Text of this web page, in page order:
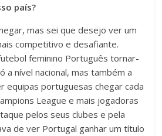
país?
mas sei que desejo ver um
competitivo e desafiante.
feminino Português tornar-
a nível nacional, mas também a
equipas portuguesas chegar cada
League e mais jogadoras
pelos seus clubes e pela
de ver Portugal ganhar um título